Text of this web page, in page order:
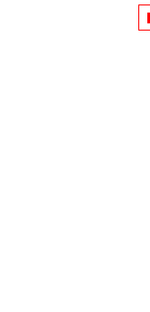
เมื่อผ่านกระบวนกา
หรือ NRM ผลปราก